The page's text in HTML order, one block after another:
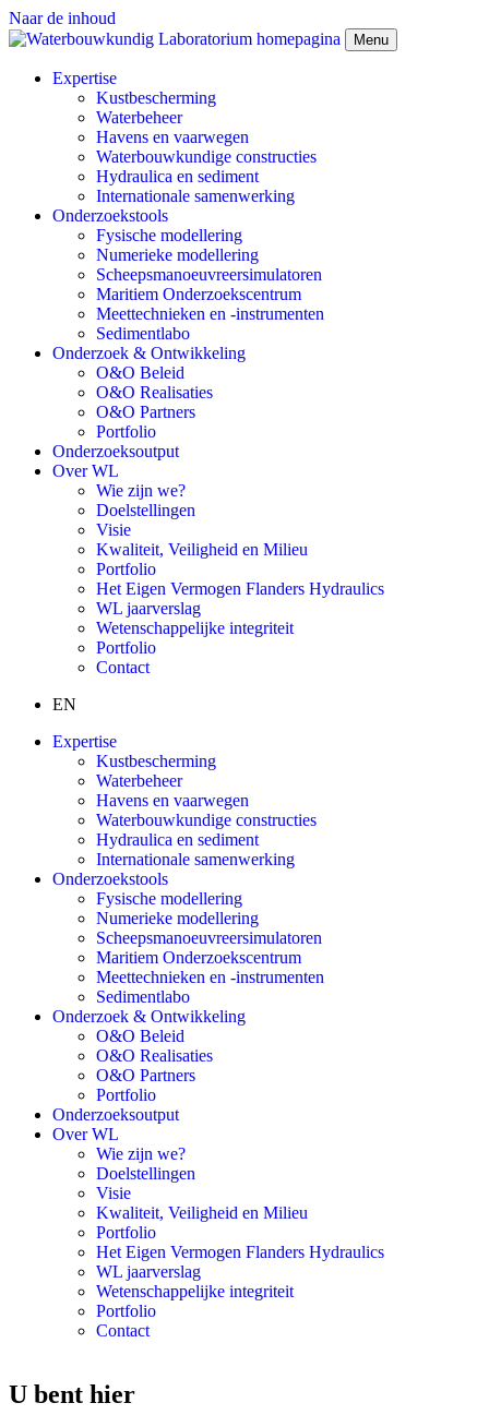
Naar de inhoud
Menu
Expertise
Kustbescherming
Waterbeheer
Havens en vaarwegen
Waterbouwkundige constructies
Hydraulica en sediment
Internationale samenwerking
Onderzoekstools
Fysische modellering
Numerieke modellering
Scheepsmanoeuvreersimulatoren
Maritiem Onderzoekscentrum
Meettechnieken en -instrumenten
Sedimentlabo
Onderzoek & Ontwikkeling
O&O Beleid
O&O Realisaties
O&O Partners
Portfolio
Onderzoeksoutput
Over WL
Wie zijn we?
Doelstellingen
Visie
Kwaliteit, Veiligheid en Milieu
Portfolio
Het Eigen Vermogen Flanders Hydraulics
WL jaarverslag
Wetenschappelijke integriteit
Portfolio
Contact
EN
Expertise
Kustbescherming
Waterbeheer
Havens en vaarwegen
Waterbouwkundige constructies
Hydraulica en sediment
Internationale samenwerking
Onderzoekstools
Fysische modellering
Numerieke modellering
Scheepsmanoeuvreersimulatoren
Maritiem Onderzoekscentrum
Meettechnieken en -instrumenten
Sedimentlabo
Onderzoek & Ontwikkeling
O&O Beleid
O&O Realisaties
O&O Partners
Portfolio
Onderzoeksoutput
Over WL
Wie zijn we?
Doelstellingen
Visie
Kwaliteit, Veiligheid en Milieu
Portfolio
Het Eigen Vermogen Flanders Hydraulics
WL jaarverslag
Wetenschappelijke integriteit
Portfolio
Contact
U bent hier